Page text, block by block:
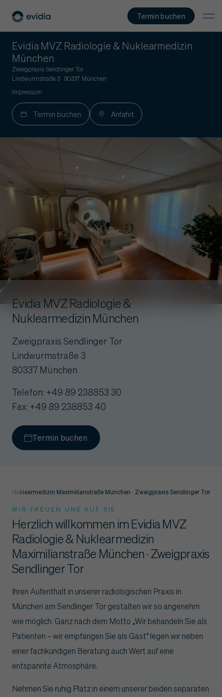
Termin buchen
Evidia MVZ Radiologie & Nuklearmedizin
München
Zweigpraxis Sendlinger Tor
Lindwurmstraße 3 · 80337 München
Impressum
Termin buchen Anfahrt
Evidia MVZ Radiologie &
Nuklearmedizin München
Zweigpraxis Sendlinger Tor
Lindwurmstraße 3
80337 München
Telefon: +49 89 238853 30
Fax: +49 89 238853 40
Termin buchen
& Nuklearmedizin Maximilianstraße München · Zweigpraxis Sendlinger Tor
WIR FREUEN UNS AUF SIE
Herzlich willkommen im Evidia MVZ
Radiologie & Nuklearmedizin
Maximilianstraße München · Zweigpraxis
Sendlinger Tor
Ihren Aufenthalt in unserer radiologischen Praxis in
München am Sendlinger Tor gestalten wir so angenehm
wie möglich. Ganz nach dem Motto „Wir behandeln Sie als
Patienten – wir empfangen Sie als Gast“ legen wir neben
einer fachkundigen Beratung auch Wert auf eine
entspannte Atmosphäre.
Nehmen Sie ruhig Platz in einem unserer beiden separaten